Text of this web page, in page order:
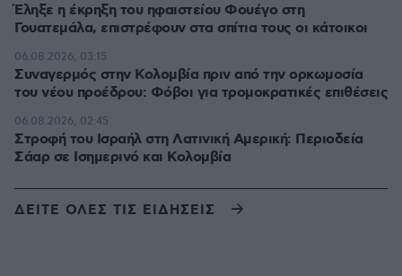
Έληξε η έκρηξη του ηφαιστείου Φουέγο στη
Γουατεμάλα, επιστρέφουν στα σπίτια τους οι κάτοικοι
Συναγερμός στην Κολομβία πριν από την ορκωμοσία
του νέου προέδρου: Φόβοι για τρομοκρατικές επιθέσεις
06.08.2026, 03:15
Στροφή του Ισραήλ στη Λατινική Αμερική: Περιοδεία
Σάαρ σε Ισημερινό και Κολομβία
06.08.2026, 02:45
ΔΕΙΤΕ ΟΛΕΣ ΤΙΣ ΕΙΔΗΣΕΙΣ